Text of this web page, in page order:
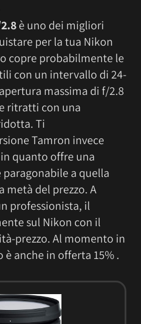
è uno dei migliori
per la tua Nikon
copre probabilmente le
con un intervallo di 24-
massima di f/2.8
ritratti con una
Ti
Tamron invece
quanto offre una
a quella
metà del prezzo. A
professionista, il
sul Nikon con il
prezzo. Al momento in
anche in offerta 15% .